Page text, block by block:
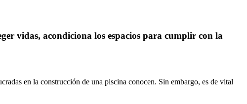
vidas, acondiciona los espacios para cumplir con la
en la construcción de una piscina conocen. Sin embargo, es de vital